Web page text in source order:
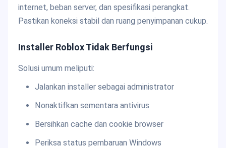
internet, beban server, dan spesifikasi perangkat.
Pastikan koneksi stabil dan ruang penyimpanan cukup.
Installer Roblox Tidak Berfungsi
Solusi umum meliputi:
Jalankan installer sebagai administrator
Nonaktifkan sementara antivirus
Bersihkan cache dan cookie browser
Periksa status pembaruan Windows